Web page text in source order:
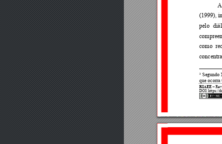
RIAEE – Re
DOI: https://
(1999),
pelo
como
3 Segundo
que ocorra